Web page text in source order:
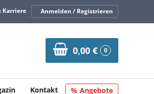
Karriere Anmelden / Registrieren
0,00 € 0
Kontakt Angebote